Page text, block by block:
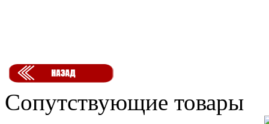
Сопутствующие товары